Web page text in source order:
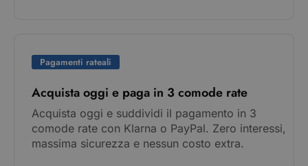
Pagamenti rateali
Acquista oggi e paga in 3 comode rate
Acquista oggi e suddividi il pagamento in 3
comode rate con Klarna o PayPal. Zero interessi,
massima sicurezza e nessun costo extra.